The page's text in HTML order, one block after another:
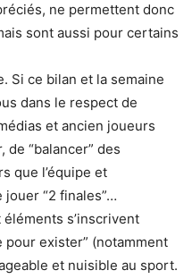
ne permettent donc
sont aussi pour certains
Si ce bilan et la semaine
dans le respect de
et ancien joueurs
de “balancer” des
que l’équipe et
jouer “2 finales”…
s’inscrivent
pour exister” (notamment
et nuisible au sport.